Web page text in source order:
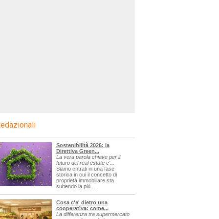
Sostenibilità 2026: la
Direttiva Green...
La vera parola chiave per il
futuro del real estate e'...
Siamo entrati in una fase
storica in cui il concetto di
proprietà immobiliare sta
subendo la più...
Cosa c'e' dietro una
cooperativa: come...
La differenza tra supermercato